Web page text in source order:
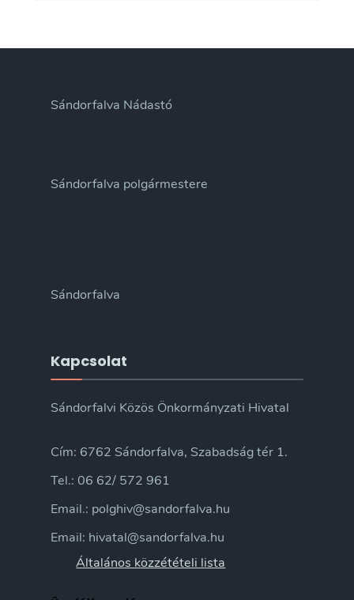
Sándorfalva Nádastó
Sándorfalva polgármestere
Sándorfalva
Kapcsolat
Sándorfalvi Közös Önkormányzati Hivatal
Cím: 6762 Sándorfalva, Szabadság tér 1.
Tel.: 06 62/ 572 961
Email.: polghiv@sandorfalva.hu
Email: hivatal@sandorfalva.hu
Általános közzétételi lista